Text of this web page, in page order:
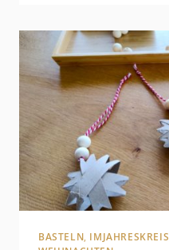
BASTELN, IMJAHRESKREIS